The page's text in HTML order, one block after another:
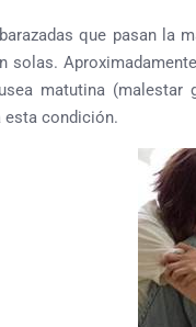
que pasan la
solas.
matutina
esta condición.